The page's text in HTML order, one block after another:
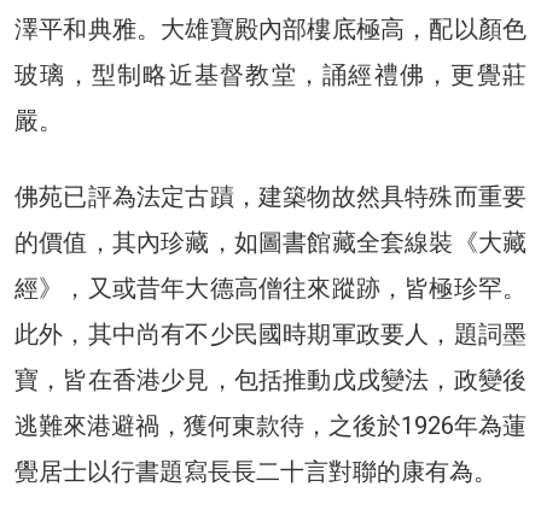
澤平和典雅。大雄寶殿內部樓底極高，配以顏色
玻璃，型制略近基督教堂，誦經禮佛，更覺莊
嚴。
佛苑已評為法定古蹟，建築物故然具特殊而重要
的價值，其內珍藏，如圖書館藏全套線裝《大藏
經》，又或昔年大德高僧往來蹤跡，皆極珍罕。
此外，其中尚有不少民國時期軍政要人，題詞墨
寶，皆在香港少見，包括推動戊戌變法，政變後
逃難來港避禍，獲何東款待，之後於1926年為蓮
覺居士以行書題寫長長二十言對聯的康有為。